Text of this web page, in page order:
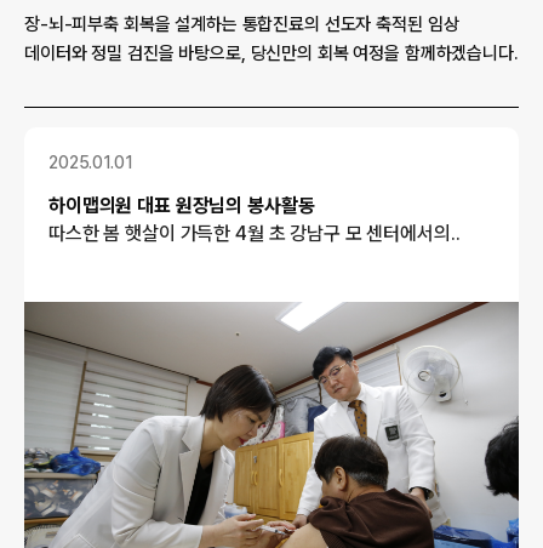
장-뇌-피부축 회복을 설계하는 통합진료의 선도자 축적된 임상
데이터와 정밀 검진을 바탕으로, 당신만의 회복 여정을 함께하겠습니다.
2025.01.01
하이맵의원 대표 원장님의 봉사활동
따스한 봄 햇살이 가득한 4월 초 강남구 모 센터에서의..